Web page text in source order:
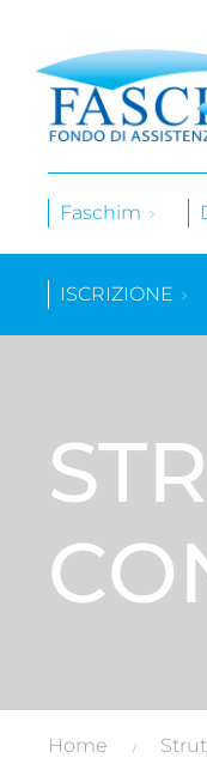
Faschim
ISCRIZIONE
Home